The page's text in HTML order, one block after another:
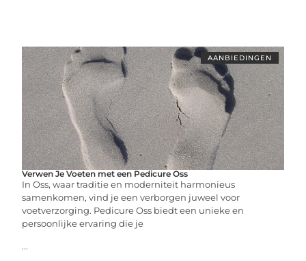
AANBIEDINGEN
Verwen Je Voeten met een Pedicure Oss
In Oss, waar traditie en moderniteit harmonieus
samenkomen, vind je een verborgen juweel voor
voetverzorging. Pedicure Oss biedt een unieke en
persoonlijke ervaring die je
...